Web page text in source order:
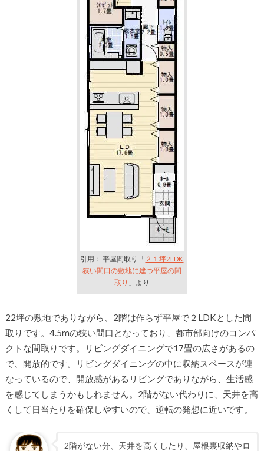
引用： 平屋間取り「 ２１坪2LDK
狭い間口の敷地に建つ平屋の間
取り 」より
22坪の敷地でありながら、2階は作らず平屋で２LDKとした間
取りです。4.5mの狭い間口となっており、都市部向けのコンパ
クトな間取りです。リビングダイニングで17畳の広さがあるの
で、開放的です。リビングダイニングの中に収納スペースが連
なっているので、開放感があるリビングでありながら、生活感
を感じてしまうかもしれません。2階がない代わりに、天井を高
くして日当たりを確保しやすいので、逆転の発想に近いです。
2階がない分、天井を高くしたり、屋根裏収納やロ